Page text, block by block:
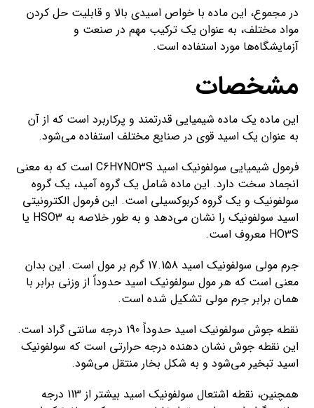
در مجموع، این ماده با خواص اسیدی بالا و قابلیت حل کردن
مواد مختلف، به عنوان یک ترکیب مهم در صنعت و
آزمایشگاه‌ها مورد استفاده است.
مشخصات
این ماده یک ماده شیمیایی قدرتمند و پرکاربرد است که از آن
به عنوان یک اسید قوی در صنایع مختلف استفاده می‌شود.
فرمول شیمیایی سولفونیک اسید C6H7NO3S است که به معنی
انجماد سخت دارد. این ماده شامل یک گروه آمید، یک گروه
سولفونیک و یک گروه کربوکسیلی است. این فرمول الکترونیتی
اسید سولفونیک را نشان می‌دهد و به طور خلاصه به HSO3 یا
HO3S معروف است.
جرم مولی سولفونیک اسید 17.158 گرم بر مول است. این بدان
معنی است که هر مول سولفونیک اسید حدوداً از وزنی برابر با
همان برابر جرم مولی تشکیل شده است.
نقطه جوش سولفونیک اسید حدوداً 190 درجه سانتی گراد است.
این نقطه جوش نشان دهنده درجه حرارتی است که سولفونیک
اسید تبخیر می‌شود و به شکل بخار منتقل می‌شود.
همچنین، نقطه اشتعال سولفونیک اسید بیشتر از 113 درجه